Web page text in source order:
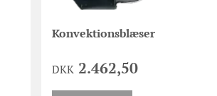
Konvektionsblæser
DKK 2.462,50